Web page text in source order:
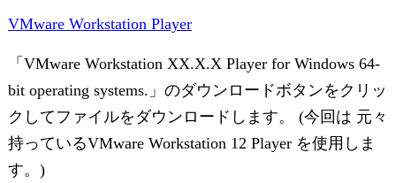
VMware Workstation Player
「VMware Workstation XX.X.X Player for Windows 64-
bit operating systems.」のダウンロードボタンをクリッ
クしてファイルをダウンロードします。 (今回は 元々
持っているVMware Workstation 12 Player を使用しま
す。)